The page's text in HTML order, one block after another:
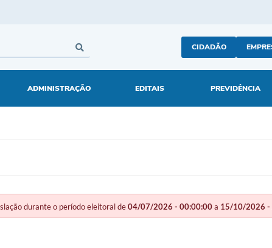
CIDADÃO
ADMINISTRAÇÃO EDITAIS PREVIDÊNCIA
durante o período eleitoral de04/07/2026 - 00:00:00a 15/10/2026 -